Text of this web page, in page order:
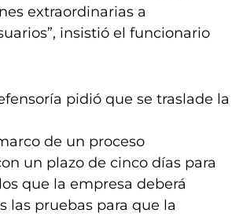
extraordinarias a
insistió el funcionario
pidió que se traslade la
de un proceso
un plazo de cinco días para
que la empresa deberá
las pruebas para que la